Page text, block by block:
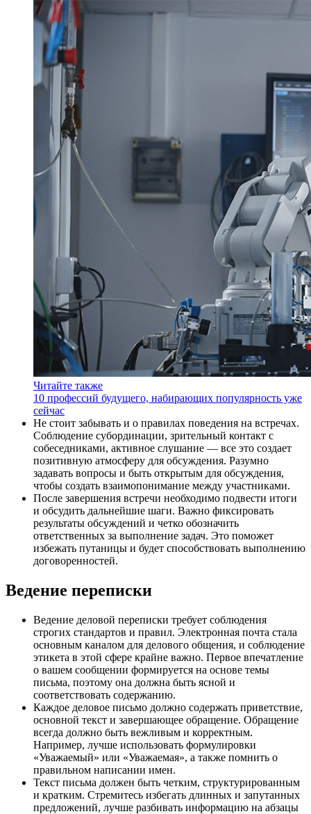
Читайте также
10 профессий будущего, набирающих популярность уже
сейчас
Не стоит забывать и о правилах поведения на встречах.
Соблюдение субординации, зрительный контакт с
собеседниками, активное слушание — все это создает
позитивную атмосферу для обсуждения. Разумно
задавать вопросы и быть открытым для обсуждения,
чтобы создать взаимопонимание между участниками.
После завершения встречи необходимо подвести итоги
и обсудить дальнейшие шаги. Важно фиксировать
результаты обсуждений и четко обозначить
ответственных за выполнение задач. Это поможет
избежать путаницы и будет способствовать выполнению
договоренностей.
Ведение переписки
Ведение деловой переписки требует соблюдения
строгих стандартов и правил. Электронная почта стала
основным каналом для делового общения, и соблюдение
этикета в этой сфере крайне важно. Первое впечатление
о вашем сообщении формируется на основе темы
письма, поэтому она должна быть ясной и
соответствовать содержанию.
Каждое деловое письмо должно содержать приветствие,
основной текст и завершающее обращение. Обращение
всегда должно быть вежливым и корректным.
Например, лучше использовать формулировки
«Уважаемый» или «Уважаемая», а также помнить о
правильном написании имен.
Текст письма должен быть четким, структурированным
и кратким. Стремитесь избегать длинных и запутанных
предложений, лучше разбивать информацию на абзацы